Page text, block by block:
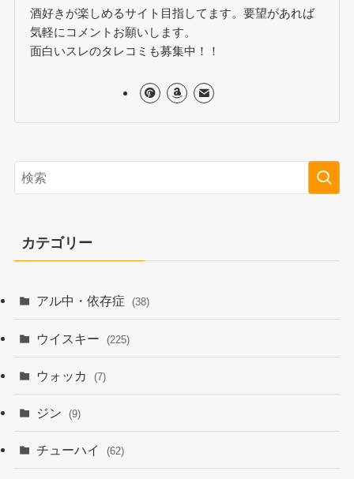
酒好きが楽しめるサイト目指してます。要望があれば
気軽にコメントお願いします。
面白いスレのタレコミも募集中！！
カテゴリー
アル中・依存症 (38)
ウイスキー (225)
ウォッカ (7)
ジン (9)
チューハイ (62)